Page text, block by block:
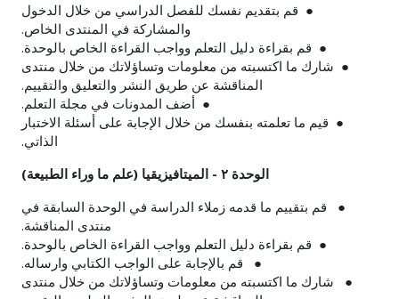
● قم بتقديم نفسك للفصل الدراسي من خلال الدخول
والمشاركة في المنتدى الخاص.
● قم بقراءة دليل التعلم وواجب القراءة الخاص بالوحدة.
● شارك ما اكتسبته من معلومات وتساؤلاتك من خلال منتدى
المناقشة عن طريق النشر والتعليق والتقييم.
● أضف المدونات في مجلة التعلم.
● قيم ما تعلمته بنفسك من خلال الإجابة على أسئلة الاختبار
الذاتي.
الوحدة ٢ - الميتافيزيقيا (علم ما وراء الطبيعة)
● قم بتقييم ما قدمه زملاء الدراسة في الوحدة السابقة في
منتدى المناقشة.
● قم بقراءة دليل التعلم وواجب القراءة الخاص بالوحدة.
● قم بالإجابة على الواجب الكتابي وارساله.
● شارك ما اكتسبته من معلومات وتساؤلاتك من خلال منتدى